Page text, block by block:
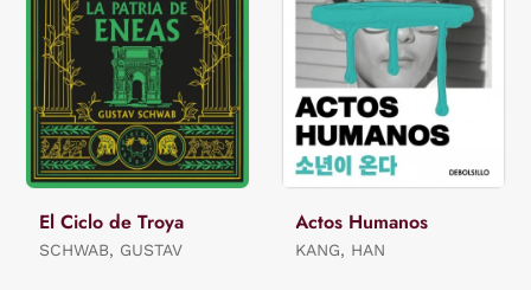
El Ciclo de Troya
SCHWAB, GUSTAV
Actos Humanos
KANG, HAN